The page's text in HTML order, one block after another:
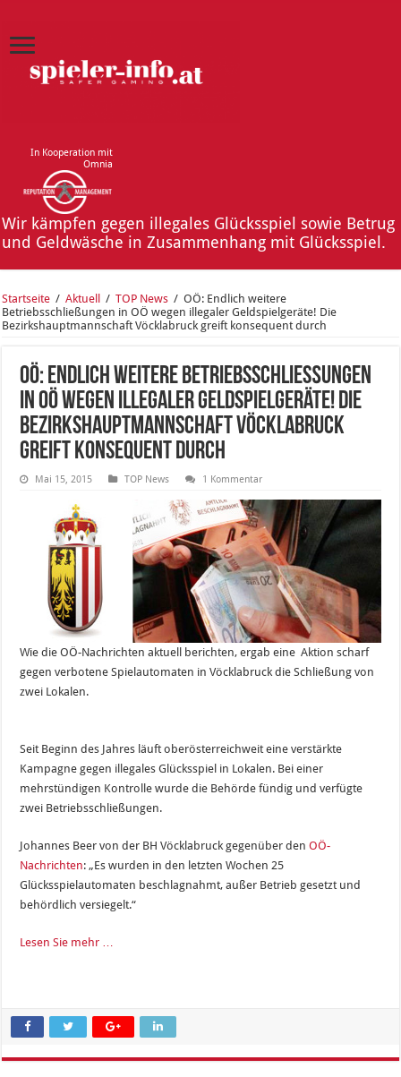
In Kooperation mit
Omnia
Wir kämpfen gegen illegales Glücksspiel sowie Betrug
und Geldwäsche in Zusammenhang mit Glücksspiel.
Startseite / Aktuell / TOP News / OÖ: Endlich weitere
Betriebsschließungen in OÖ wegen illegaler Geldspielgeräte! Die
Bezirkshauptmannschaft Vöcklabruck greift konsequent durch
OÖ: Endlich weitere Betriebsschließungen
in OÖ wegen illegaler Geldspielgeräte! Die
Bezirkshauptmannschaft Vöcklabruck
greift konsequent durch
Mai 15, 2015 TOP News 1 Kommentar
Wie die OÖ-Nachrichten aktuell berichten, ergab eine Aktion scharf
gegen verbotene Spielautomaten in Vöcklabruck die Schließung von
zwei Lokalen.
Seit Beginn des Jahres läuft oberösterreichweit eine verstärkte
Kampagne gegen illegales Glücksspiel in Lokalen. Bei einer
mehrstündigen Kontrolle wurde die Behörde fündig und verfügte
zwei Betriebsschließungen.
Johannes Beer von der BH Vöcklabruck gegenüber denOÖ-
Nachrichten: „Es wurden in den letzten Wochen 25
Glücksspielautomaten beschlagnahmt, außer Betrieb gesetzt und
behördlich versiegelt.“
Lesen Sie mehr …